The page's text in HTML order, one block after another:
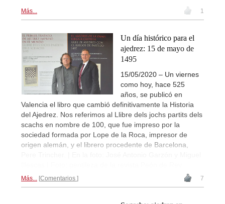
Más... 1
Un día histórico para el
ajedrez: 15 de mayo de
1495
15/05/2020 – Un viernes
como hoy, hace 525
años, se publicó en
Valencia el libro que cambió definitivamente la Historia
del Ajedrez. Nos referimos al Llibre dels jochs partits dels
scachs en nombre de 100, que fue impreso por la
sociedad formada por Lope de la Roca, impresor de
origen alemán, y el librero procedente de Barcelona,
Más... Comentarios 7